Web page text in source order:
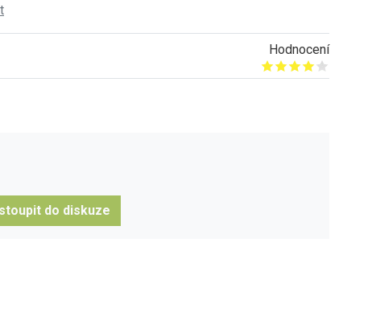
Hodnocení
Give it 1/5
Give it 2/5
Give it 3/5
Give it 4/5
Give it 5/5
do diskuze